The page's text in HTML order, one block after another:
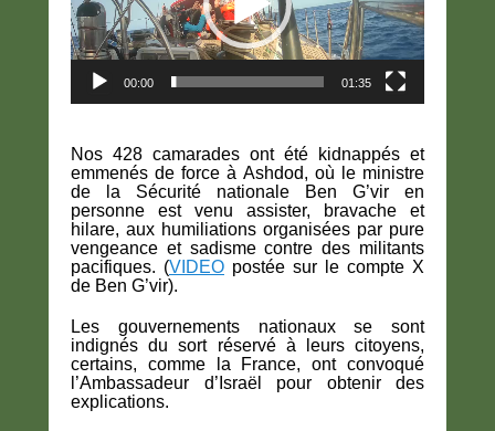
00:00 01:35
Nos 428 camarades ont été kidnappés et
emmenés de force à Ashdod, où le ministre
de la Sécurité nationale Ben G’vir en
personne est venu assister, bravache et
hilare, aux humiliations organisées par pure
vengeance et sadisme contre des militants
pacifiques. (VIDEO postée sur le compte X
de Ben G’vir).
Les gouvernements nationaux se sont
indignés du sort réservé à leurs citoyens,
certains, comme la France, ont convoqué
l’Ambassadeur d’Israël pour obtenir des
explications.